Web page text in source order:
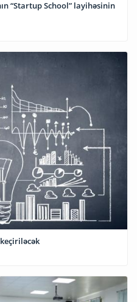
“Startup School” layihəsinin